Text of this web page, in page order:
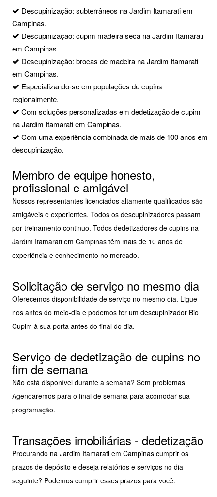
Descupinização: subterrâneos na Jardim Itamarati em
Campinas.
Descupinização: cupim madeira seca na Jardim Itamarati
em Campinas.
Descupinização: brocas de madeira na Jardim Itamarati
em Campinas.
Especializando-se em populações de cupins
regionalmente.
Com soluções personalizadas em dedetização de cupim
na Jardim Itamarati em Campinas.
Com uma experiência combinada de mais de 100 anos em
descupinização.
Membro de equipe honesto,
profissional e amigável
Nossos representantes licenciados altamente qualificados são
amigáveis e experientes. Todos os descupinizadores passam
por treinamento continuo. Todos dedetizadores de cupins na
Jardim Itamarati em Campinas têm mais de 10 anos de
experiência e conhecimento no mercado.
Solicitação de serviço no mesmo dia
Oferecemos disponibilidade de serviço no mesmo dia. Ligue-
nos antes do meio-dia e podemos ter um descupinizador Bio
Cupim à sua porta antes do final do dia.
Serviço de dedetização de cupins no
fim de semana
Não está disponível durante a semana? Sem problemas.
Agendaremos para o final de semana para acomodar sua
programação.
Transações imobiliárias - dedetização
Procurando na Jardim Itamarati em Campinas cumprir os
prazos de depósito e deseja relatórios e serviços no dia
seguinte? Podemos cumprir esses prazos para você.